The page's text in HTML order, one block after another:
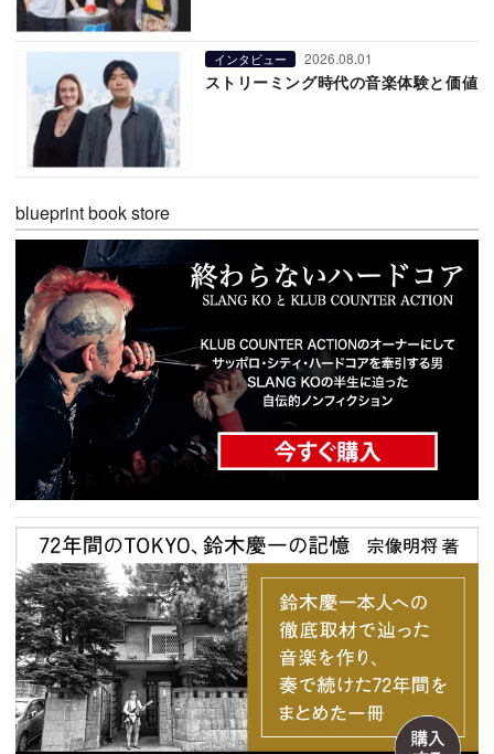
インタビュー 2026.08.01
ストリーミング時代の音楽体験と価値
blueprint book store